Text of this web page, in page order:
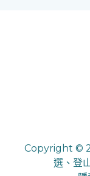
Copyright ©
選、登